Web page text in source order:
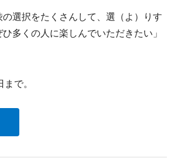
選択をたくさんして、選（よ）りす
多くの人に楽しんでいただきたい」
で。